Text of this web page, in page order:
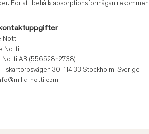
För att behålla absorptionsförmågan
kontaktuppgifter
Notti
Notti
Notti AB (556528-2738)
30, 114 33 Stockholm, Sverige
notti.com